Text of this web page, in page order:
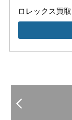
ロレックス買